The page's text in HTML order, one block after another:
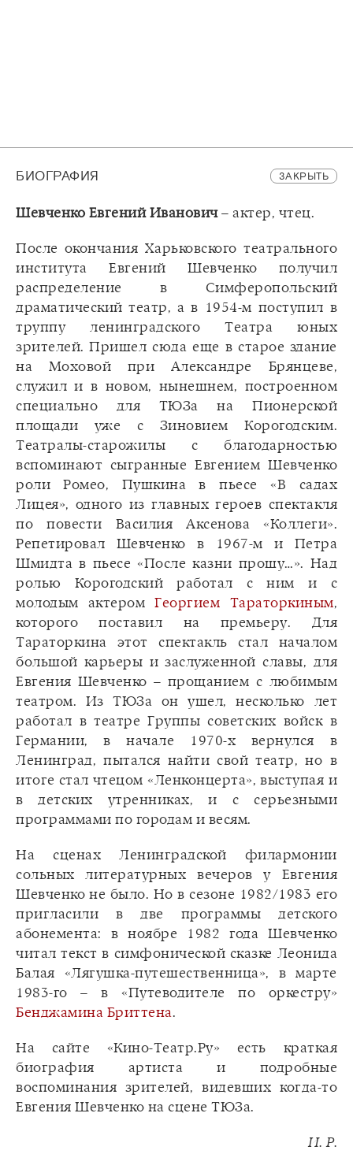
БИОГРАФИЯ ЗАКРЫТЬ
Шевченко Евгений Иванович– актер, чтец.
После окончания Харьковского театрального
института Евгений Шевченко получил
распределение в Симферопольский
драматический театр, а в 1954-м поступил в
труппу ленинградского Театра юных
зрителей. Пришел сюда еще в старое здание
на Моховой при Александре Брянцеве,
служил и в новом, нынешнем, построенном
специально для ТЮЗа на Пионерской
площади уже с Зиновием Корогодским.
Театралы-старожилы с благодарностью
вспоминают сыгранные Евгением Шевченко
роли Ромео, Пушкина в пьесе «В садах
Лицея», одного из главных героев спектакля
по повести Василия Аксенова «Коллеги».
Репетировал Шевченко в 1967-м и Петра
Шмидта в пьесе «После казни прошу…». Над
ролью Корогодский работал с ним и с
молодым актеромГеоргием Тараторкиным,
которого поставил на премьеру. Для
Тараторкина этот спектакль стал началом
большой карьеры и заслуженной славы, для
Евгения Шевченко – прощанием с любимым
театром. Из ТЮЗа он ушел, несколько лет
работал в театре Группы советских войск в
Германии, в начале 1970-х вернулся в
Ленинград, пытался найти свой театр, но в
итоге стал чтецом «Ленконцерта», выступая и
в детских утренниках, и с серьезными
программами по городам и весям.
На сценах Ленинградской филармонии
сольных литературных вечеров у Евгения
Шевченко не было. Но в сезоне 1982/1983 его
пригласили в две программы детского
абонемента: в ноябре 1982 года Шевченко
читал текст в симфонической сказке Леонида
Балая «Лягушка-путешественница», в марте
1983-го – в «Путеводителе по оркестру»
Бенджамина Бриттена.
На сайте «Кино-Театр.Ру» есть краткая
биография артиста и подробные
воспоминания зрителей, видевших когда-то
Евгения Шевченко на сцене ТЮЗа.
И. Р.